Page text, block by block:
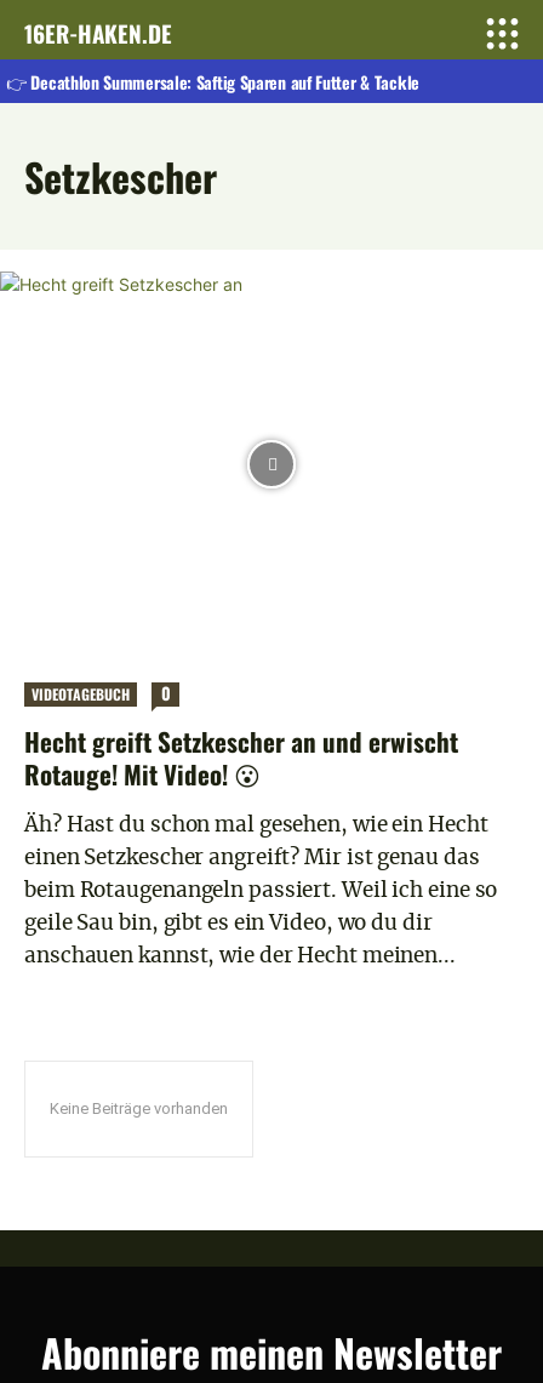
16ER-HAKEN.DE
👉 Decathlon Summersale: Saftig Sparen auf Futter & Tackle
Setzkescher
VIDEOTAGEBUCH 0
Hecht greift Setzkescher an und erwischt
Rotauge! Mit Video! 😮
Äh? Hast du schon mal gesehen, wie ein Hecht
einen Setzkescher angreift? Mir ist genau das
beim Rotaugenangeln passiert. Weil ich eine so
geile Sau bin, gibt es ein Video, wo du dir
anschauen kannst, wie der Hecht meinen...
Keine Beiträge vorhanden
Abonniere meinen Newsletter